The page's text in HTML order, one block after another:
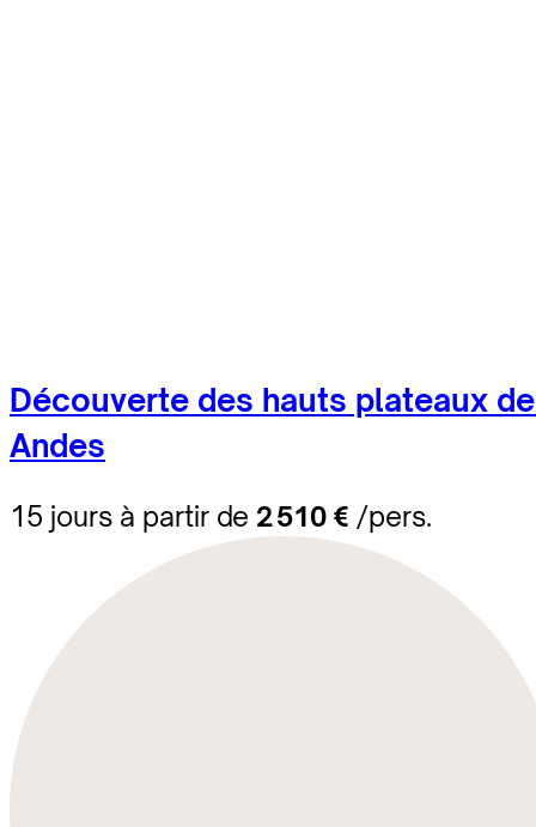
Découverte des hauts plateaux
Andes
15 jours à partir de 2 510 € /pers.